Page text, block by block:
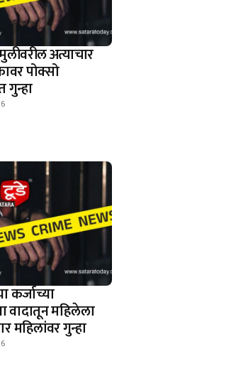
अत्याचार
पोक्सो
गुन्हा
कर्जाच्या
वादातून महिलेला
महिलांवर गुन्हा